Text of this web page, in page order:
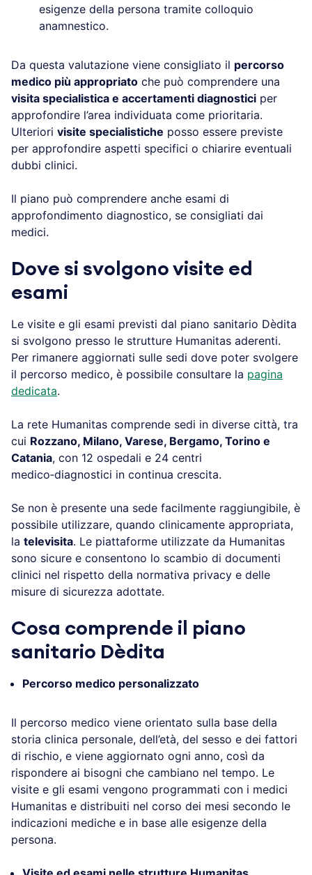
esigenze della persona tramite colloquio
anamnestico.
Da questa valutazione viene consigliato il percorso
medico più appropriato che può comprendere una
visita specialistica e accertamenti diagnostici per
approfondire l’area individuata come prioritaria.
Ulteriori visite specialistiche posso essere previste
per approfondire aspetti specifici o chiarire eventuali
dubbi clinici.
Il piano può comprendere anche esami di
approfondimento diagnostico, se consigliati dai
medici.
Dove si svolgono visite ed
esami
Le visite e gli esami previsti dal piano sanitario Dèdita
si svolgono presso le strutture Humanitas aderenti.
Per rimanere aggiornati sulle sedi dove poter svolgere
il percorso medico, è possibile consultare la pagina
dedicata.
La rete Humanitas comprende sedi in diverse città, tra
cui Rozzano, Milano, Varese, Bergamo, Torino e
Catania, con 12 ospedali e 24 centri
medico‑diagnostici in continua crescita.
Se non è presente una sede facilmente raggiungibile, è
possibile utilizzare, quando clinicamente appropriata,
la televisita. Le piattaforme utilizzate da Humanitas
sono sicure e consentono lo scambio di documenti
clinici nel rispetto della normativa privacy e delle
misure di sicurezza adottate.
Cosa comprende il piano
sanitario Dèdita
Percorso medico personalizzato
Il percorso medico viene orientato sulla base della
storia clinica personale, dell’età, del sesso e dei fattori
di rischio, e viene aggiornato ogni anno, così da
rispondere ai bisogni che cambiano nel tempo. Le
visite e gli esami vengono programmati con i medici
Humanitas e distribuiti nel corso dei mesi secondo le
indicazioni mediche e in base alle esigenze della
persona.